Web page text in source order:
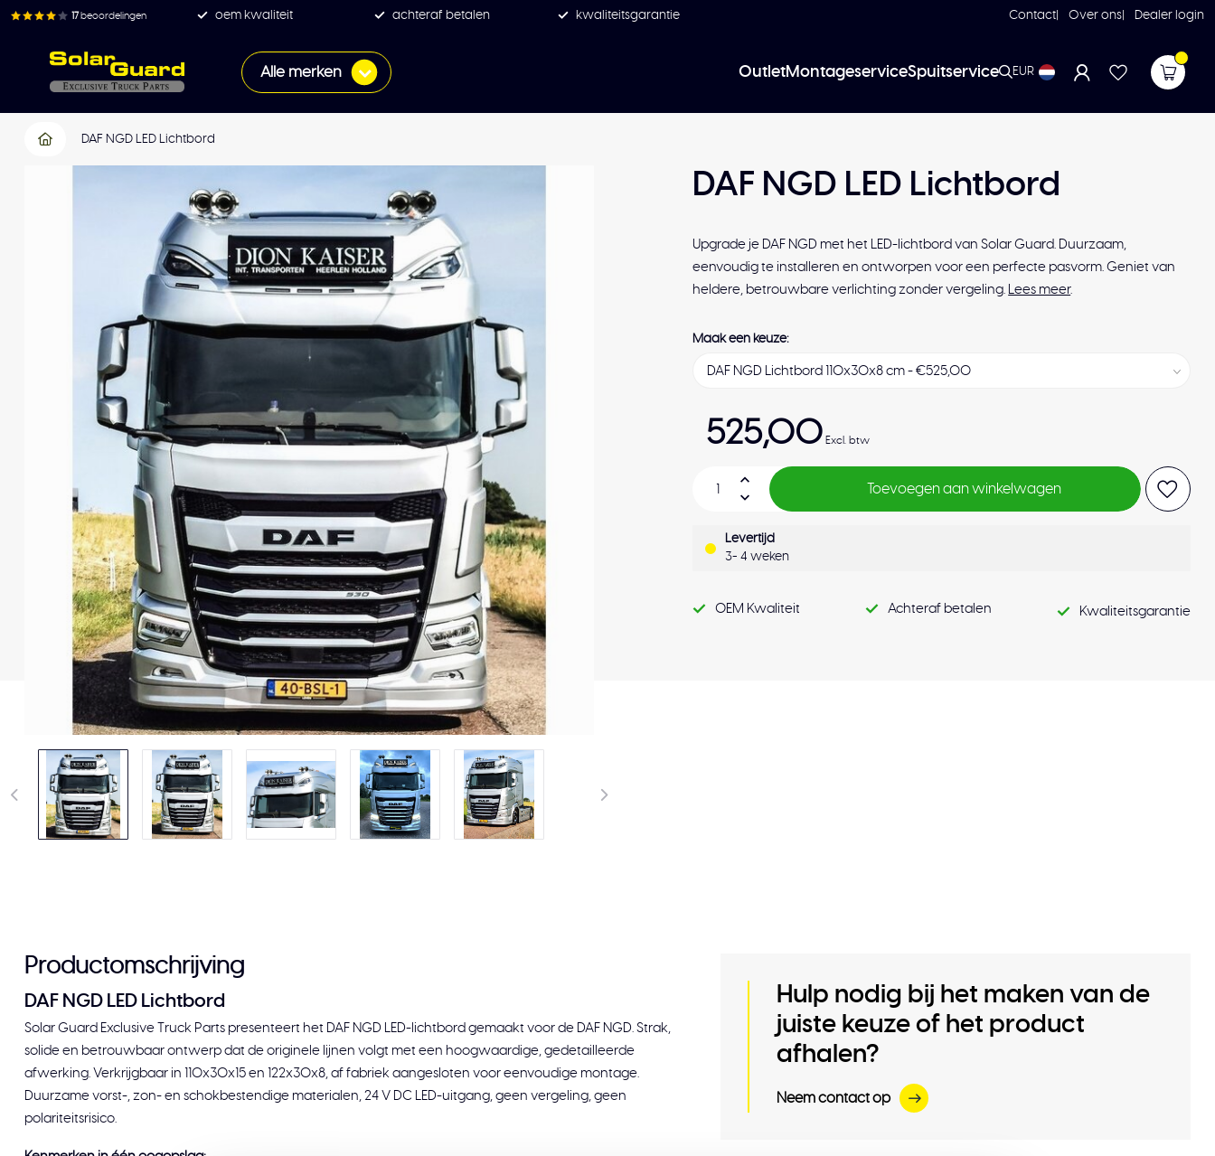
17 beoordelingen oem kwaliteit achteraf betalen kwaliteitsgarantie Contact Over ons Dealer login
Alle merken OutletMontageserviceSpuitservice EUR
DAF NGD LED Lichtbord
DAF NGD LED Lichtbord
Upgrade je DAF NGD met het LED-lichtbord van Solar Guard. Duurzaam,
eenvoudig te installeren en ontworpen voor een perfecte pasvorm. Geniet van
heldere, betrouwbare verlichting zonder vergeling. Lees meer.
Maak een keuze:
525,00 Excl. btw
Toevoegen aan winkelwagen
Levertijd
3- 4 weken
OEM Kwaliteit Achteraf betalen Kwaliteitsgarantie
Productomschrijving
DAF NGD LED Lichtbord
Solar Guard Exclusive Truck Parts presenteert het DAF NGD LED-lichtbord gemaakt voor de DAF NGD. Strak,
solide en betrouwbaar ontwerp dat de originele lijnen volgt met een hoogwaardige, gedetailleerde
afwerking. Verkrijgbaar in 110x30x15 en 122x30x8, af fabriek aangesloten voor eenvoudige montage.
Duurzame vorst-, zon- en schokbestendige materialen, 24 V DC LED-uitgang, geen vergeling, geen
polariteitsrisico.
Hulp nodig bij het maken van de
juiste keuze of het product
afhalen?
Neem contact op